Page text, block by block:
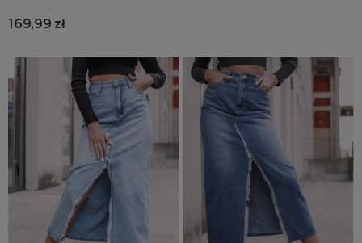
169,99 zł